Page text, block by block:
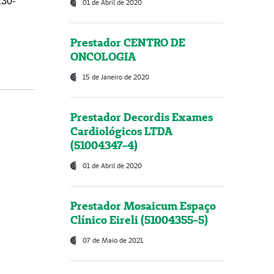
01 de Abril de 2020
Prestador CENTRO DE
ONCOLOGIA
15 de Janeiro de 2020
Prestador Decordis Exames
Cardiológicos LTDA
(51004347-4)
01 de Abril de 2020
Prestador Mosaicum Espaço
Clínico Eireli (51004355-5)
07 de Maio de 2021